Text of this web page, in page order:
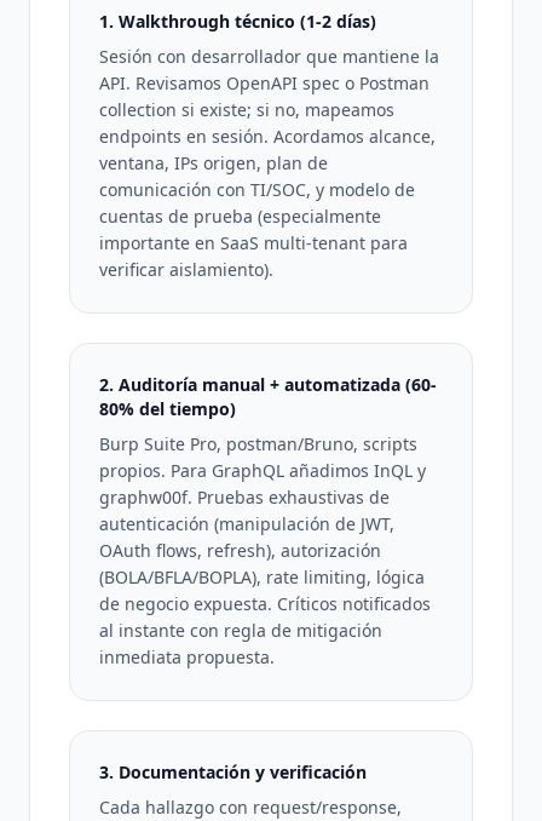
1. Walkthrough técnico (1-2 días)
Sesión con desarrollador que mantiene la
API. Revisamos OpenAPI spec o Postman
collection si existe; si no, mapeamos
endpoints en sesión. Acordamos alcance,
ventana, IPs origen, plan de
comunicación con TI/SOC, y modelo de
cuentas de prueba (especialmente
importante en SaaS multi-tenant para
verificar aislamiento).
2. Auditoría manual + automatizada (60-
80% del tiempo)
Burp Suite Pro, postman/Bruno, scripts
propios. Para GraphQL añadimos InQL y
graphw00f. Pruebas exhaustivas de
autenticación (manipulación de JWT,
OAuth flows, refresh), autorización
(BOLA/BFLA/BOPLA), rate limiting, lógica
de negocio expuesta. Críticos notificados
al instante con regla de mitigación
inmediata propuesta.
3. Documentación y verificación
Cada hallazgo con request/response,